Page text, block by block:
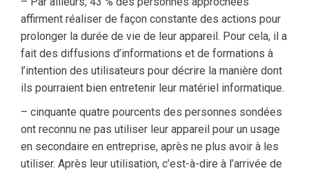
affirment réaliser de façon constante des actions pour
prolonger la durée de vie de leur appareil. Pour cela, il a
fait des diffusions d’informations et de formations à
l’intention des utilisateurs pour décrire la manière dont
ils pourraient bien entretenir leur matériel informatique.
– cinquante quatre pourcents des personnes sondées
ont reconnu ne pas utiliser leur appareil pour un usage
en secondaire en entreprise, après ne plus avoir à les
utiliser. Après leur utilisation, c’est-à-dire à l’arrivée de